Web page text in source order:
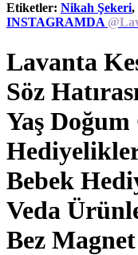
Etiketler: Nikah Şekeri,
INSTAGRAMDA
Lavanta
Söz
Yaş
Bebek
Veda
Bez Magnet